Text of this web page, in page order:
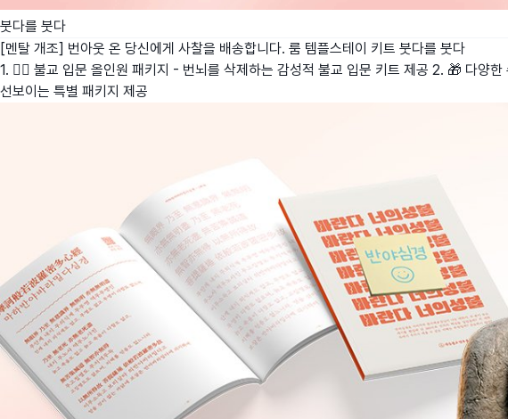
붓다를 붓다
[멘탈 개조] 번아웃 온 당신에게 사찰을 배송합니다. 룸 템플스테이 키트 붓다를 붓다
1. 🧘‍♂️ 불교 입문 올인원 패키지 - 번뇌를 삭제하는 감성적 불교 입문 키트 제공 2. 🎁 다
선보이는 특별 패키지 제공